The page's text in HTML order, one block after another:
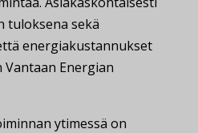
tuloksena sekä
energiakustannukset
Energian
ytimessä on